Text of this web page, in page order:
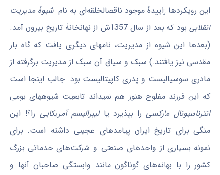
این رویکردها زاییدۀ موجود ناقص­الخلقه‌ای به نام شیوۀ مدیریت
انقلابی
بود که بعد از سال 1357ش از نهانخانۀ تاریخ بیرون آمد.
(بعدها این شیوه از مدیریت، نام­های دیگری یافت که گاه بار
مقدسی نیز یافتند.) سبک و سیاق آن سبک از مدیریت برگرفته از
مادری سوسیالیست و پدری کاپیتالیست بود. جالب اینجا است
که این فرزند مفلوج هنوز هم نمی­داند تابعیت شیوه­های بومی
انترناسیونال مارکسیرا بپذیرد یالیبرالیسم آمریکایی را؟! این
منگی برای تاریخ ایران پیامدهای عجیبی داشته است. برای
نمونه بسیاری از واحدهای صنعتی و شرکت‌های خدماتی بزرگ
کشور را با بهانه‌های گوناگون مانند وابستگی صاحبان آنها و